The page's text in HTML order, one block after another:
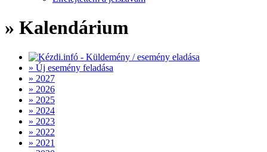
» Kalendárium
» Új esemény feladása
» 2027
» 2026
» 2025
» 2024
» 2023
» 2022
» 2021